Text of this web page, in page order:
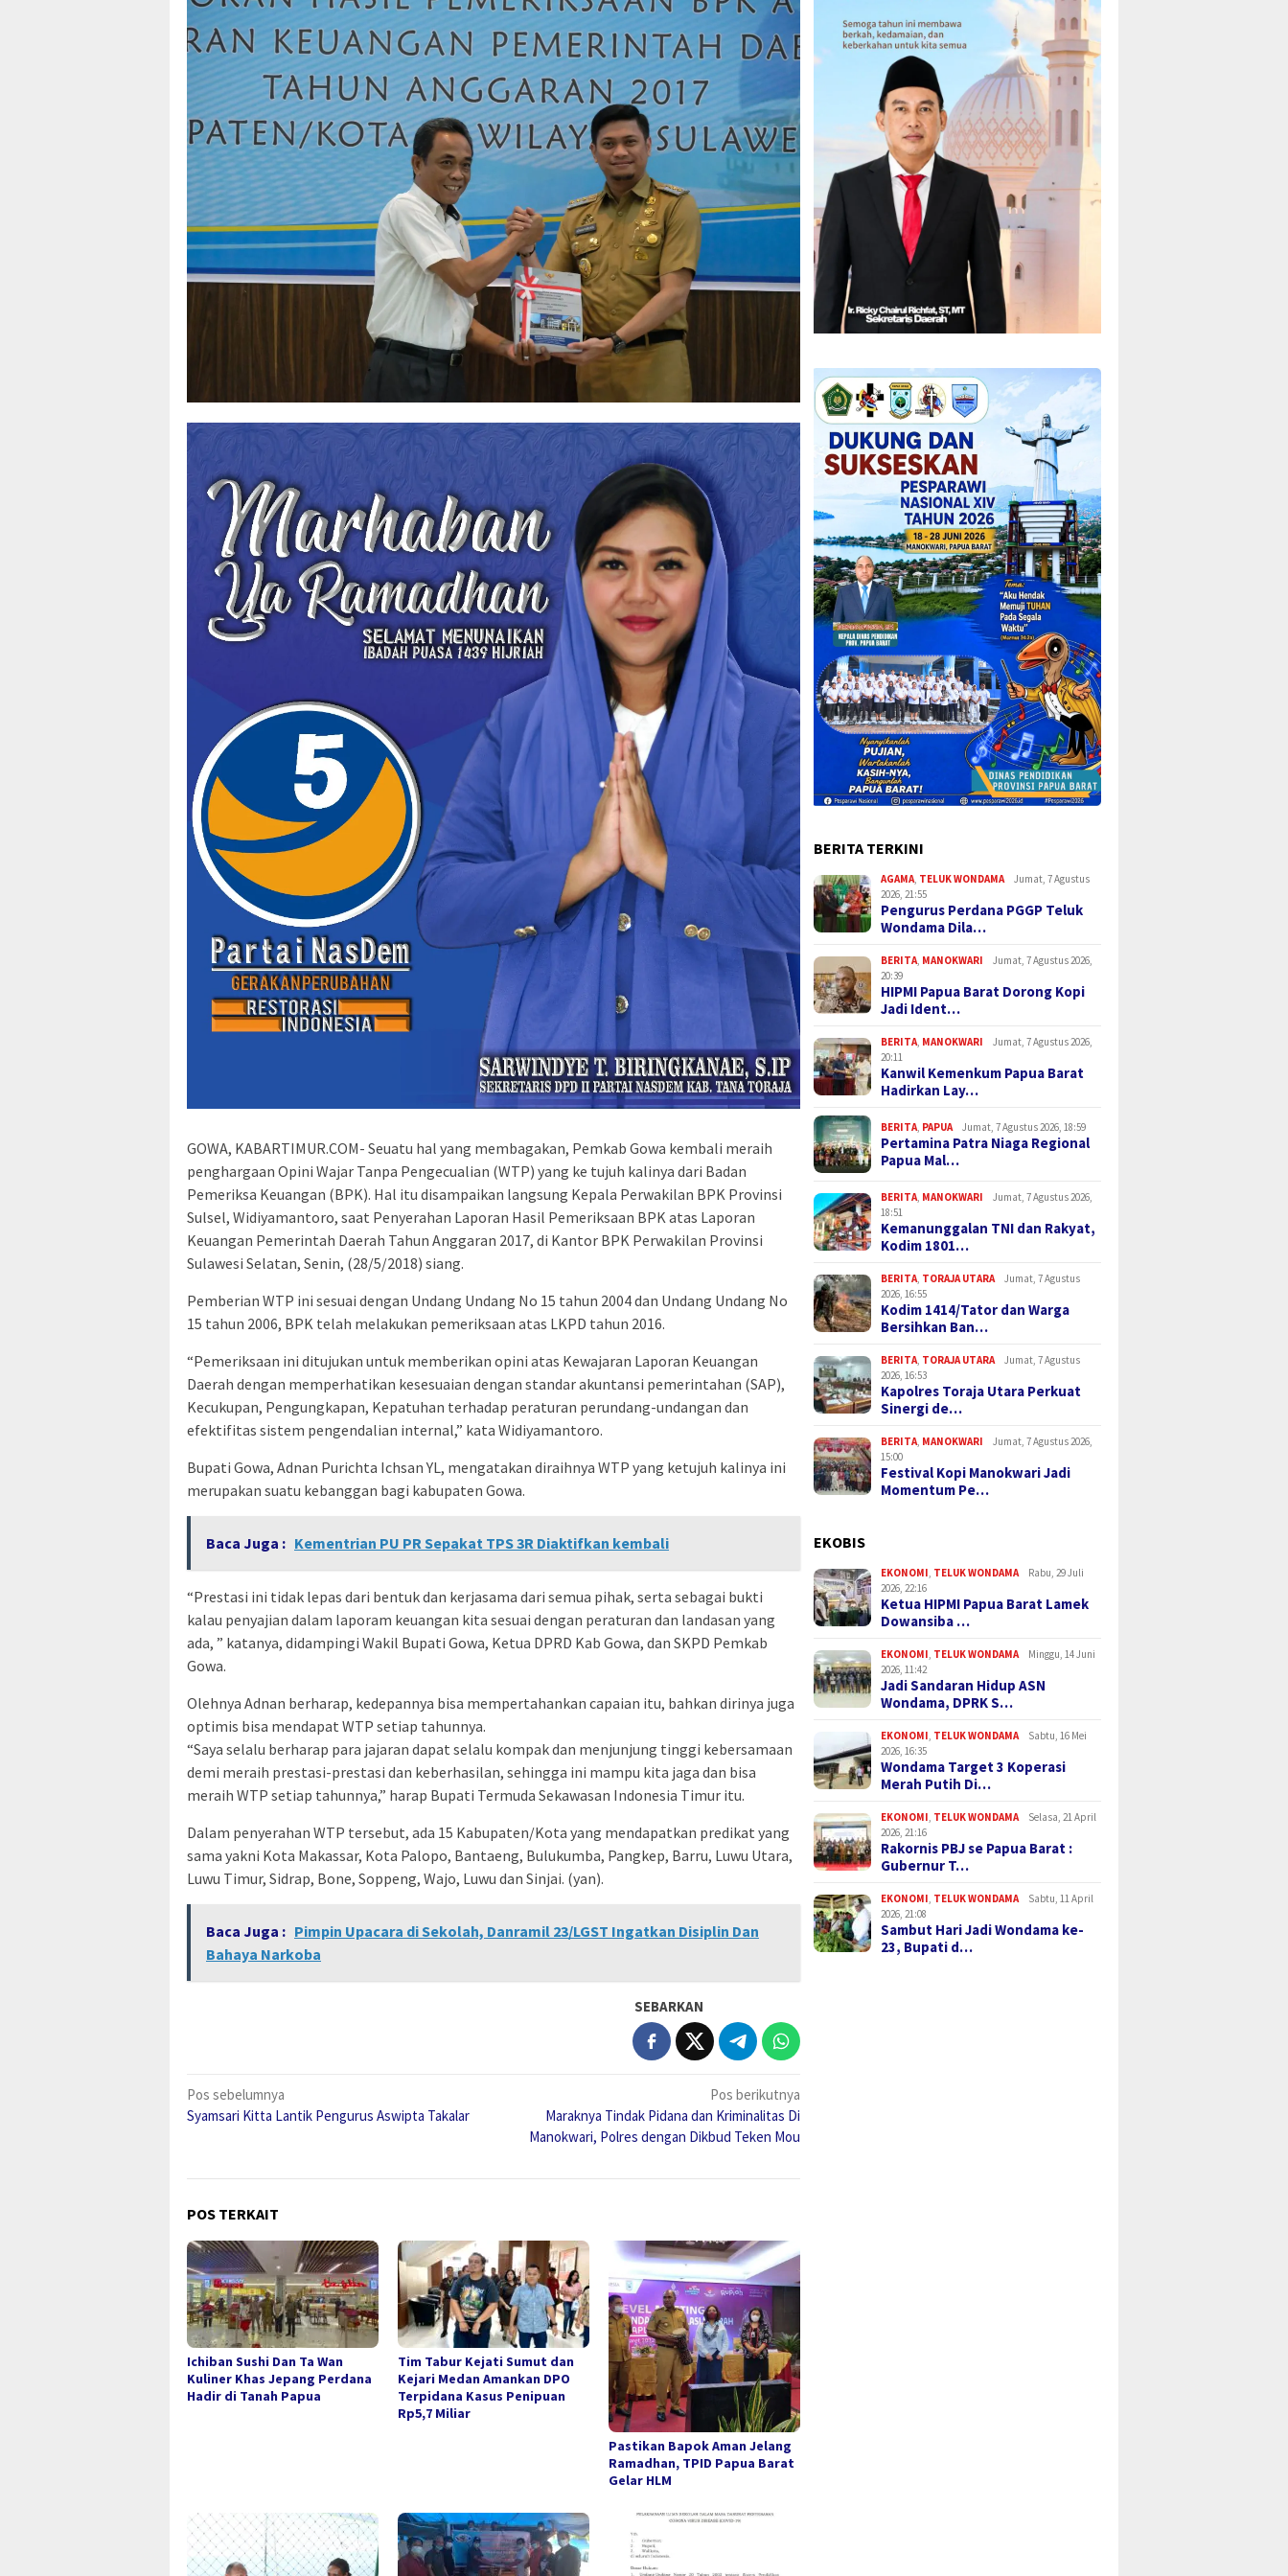
GOWA, KABARTIMUR.COM- Seuatu hal yang membagakan, Pemkab Gowa kembali meraih
penghargaan Opini Wajar Tanpa Pengecualian (WTP) yang ke tujuh kalinya dari Badan
Pemeriksa Keuangan (BPK). Hal itu disampaikan langsung Kepala Perwakilan BPK Provinsi
Sulsel, Widiyamantoro, saat Penyerahan Laporan Hasil Pemeriksaan BPK atas Laporan
Keuangan Pemerintah Daerah Tahun Anggaran 2017, di Kantor BPK Perwakilan Provinsi
Sulawesi Selatan, Senin, (28/5/2018) siang.
Pemberian WTP ini sesuai dengan Undang Undang No 15 tahun 2004 dan Undang Undang No
15 tahun 2006, BPK telah melakukan pemeriksaan atas LKPD tahun 2016.
“Pemeriksaan ini ditujukan untuk memberikan opini atas Kewajaran Laporan Keuangan
Daerah dengan memperhatikan kesesuaian dengan standar akuntansi pemerintahan (SAP),
Kecukupan, Pengungkapan, Kepatuhan terhadap peraturan perundang-undangan dan
efektifitas sistem pengendalian internal,” kata Widiyamantoro.
Bupati Gowa, Adnan Purichta Ichsan YL, mengatakan diraihnya WTP yang ketujuh kalinya ini
merupakan suatu kebanggan bagi kabupaten Gowa.
Baca Juga : Kementrian PU PR Sepakat TPS 3R Diaktifkan kembali
“Prestasi ini tidak lepas dari bentuk dan kerjasama dari semua pihak, serta sebagai bukti
kalau penyajian dalam laporam keuangan kita sesuai dengan peraturan dan landasan yang
ada, ” katanya, didampingi Wakil Bupati Gowa, Ketua DPRD Kab Gowa, dan SKPD Pemkab
Gowa.
Olehnya Adnan berharap, kedepannya bisa mempertahankan capaian itu, bahkan dirinya juga
optimis bisa mendapat WTP setiap tahunnya.
“Saya selalu berharap para jajaran dapat selalu kompak dan menjunjung tinggi kebersamaan
demi meraih prestasi-prestasi dan keberhasilan, sehingga ini mampu kita jaga dan bisa
meraih WTP setiap tahunnya,” harap Bupati Termuda Sekawasan Indonesia Timur itu.
Dalam penyerahan WTP tersebut, ada 15 Kabupaten/Kota yang mendapatkan predikat yang
sama yakni Kota Makassar, Kota Palopo, Bantaeng, Bulukumba, Pangkep, Barru, Luwu Utara,
Luwu Timur, Sidrap, Bone, Soppeng, Wajo, Luwu dan Sinjai. (yan).
Baca Juga : Pimpin Upacara di Sekolah, Danramil 23/LGST Ingatkan Disiplin Dan
Bahaya Narkoba
SEBARKAN
Navigasi
pos
Pos sebelumnya
Syamsari Kitta Lantik Pengurus Aswipta Takalar
Pos berikutnya
Maraknya Tindak Pidana dan Kriminalitas Di
Manokwari, Polres dengan Dikbud Teken Mou
POS TERKAIT
Ichiban Sushi Dan Ta Wan
Kuliner Khas Jepang Perdana
Hadir di Tanah Papua
Tim Tabur Kejati Sumut dan
Kejari Medan Amankan DPO
Terpidana Kasus Penipuan
Rp5,7 Miliar
Pastikan Bapok Aman Jelang
Ramadhan, TPID Papua Barat
Gelar HLM
BERITA TERKINI
AGAMA TELUK WONDAMA
Jumat, 7 Agustus
2026, 21:55
Pengurus Perdana PGGP Teluk
Wondama Dila…
BERITA MANOKWARI
Jumat, 7 Agustus 2026,
20:39
HIPMI Papua Barat Dorong Kopi
Jadi Ident…
BERITA MANOKWARI
Jumat, 7 Agustus 2026,
20:11
Kanwil Kemenkum Papua Barat
Hadirkan Lay…
BERITA PAPUA Jumat, 7 Agustus 2026, 18:59
Pertamina Patra Niaga Regional
Papua Mal…
BERITA MANOKWARI
Jumat, 7 Agustus 2026,
18:51
Kemanunggalan TNI dan Rakyat,
Kodim 1801…
BERITA TORAJA UTARA
Jumat, 7 Agustus
2026, 16:55
Kodim 1414/Tator dan Warga
Bersihkan Ban…
BERITA TORAJA UTARA
Jumat, 7 Agustus
2026, 16:53
Kapolres Toraja Utara Perkuat
Sinergi de…
BERITA MANOKWARI
Jumat, 7 Agustus 2026,
15:00
Festival Kopi Manokwari Jadi
Momentum Pe…
EKOBIS
EKONOMI TELUK WONDAMA
Rabu, 29 Juli
2026, 22:16
Ketua HIPMI Papua Barat Lamek
Dowansiba …
EKONOMI TELUK WONDAMA
Minggu, 14 Juni
2026, 11:42
Jadi Sandaran Hidup ASN
Wondama, DPRK S…
EKONOMI TELUK WONDAMA
Sabtu, 16 Mei
2026, 16:35
Wondama Target 3 Koperasi
Merah Putih Di…
EKONOMI TELUK WONDAMA
Selasa, 21 April
2026, 21:16
Rakornis PBJ se Papua Barat :
Gubernur T…
EKONOMI TELUK WONDAMA
Sabtu, 11 April
2026, 21:08
Sambut Hari Jadi Wondama ke-
23, Bupati d…